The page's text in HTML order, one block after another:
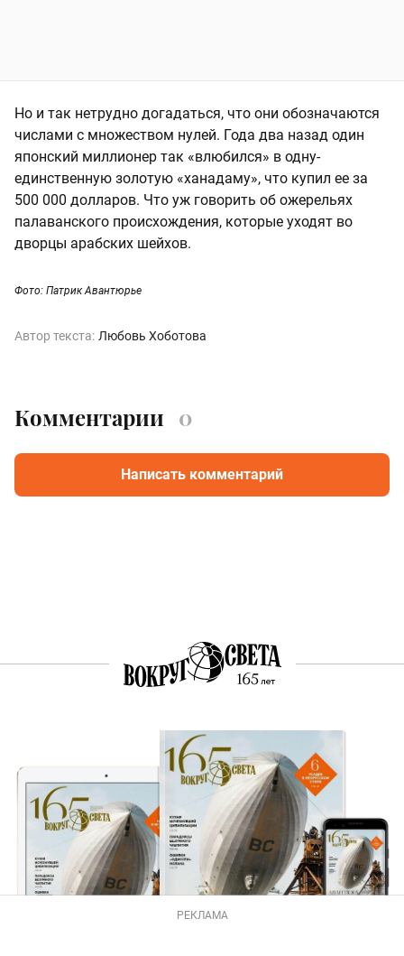
Но и так нетрудно догадаться, что они обозначаются
числами с множеством нулей. Года два назад один
японский миллионер так «влюбился» в одну-
единственную золотую «ханадаму», что купил ее за
500 000 долларов. Что уж говорить об ожерельях
палаванского происхождения, которые уходят во
дворцы арабских шейхов.
Фото: Патрик Авантюрье
Автор текста: Любовь Хоботова
Комментарии 0
Написать комментарий
РЕКЛАМА